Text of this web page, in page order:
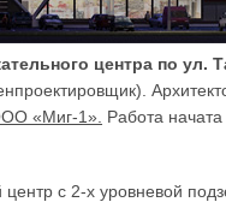
центра по ул.
«Миг-1». Работа
центр с 2-х уровневой